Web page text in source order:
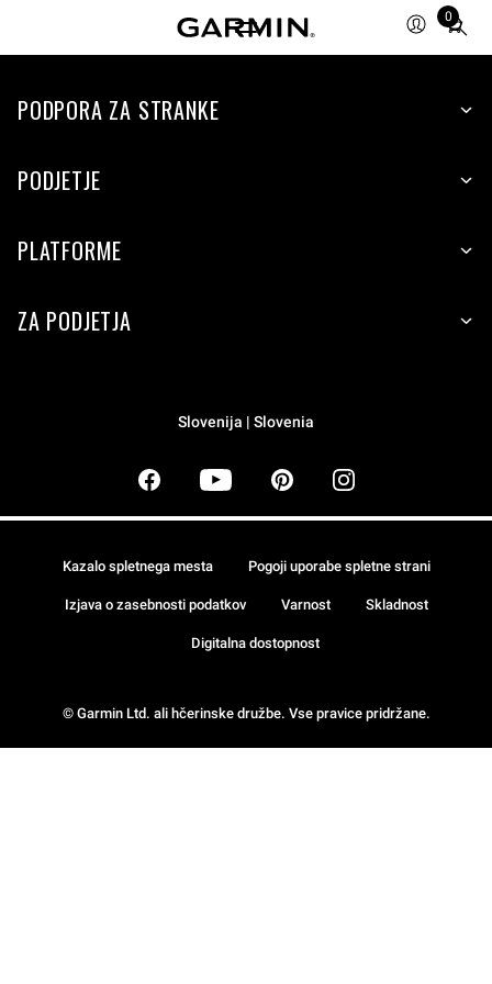
0
Total
items
cart:
PODPORA ZA STRANKE
PODJETJE
PLATFORME
ZA PODJETJA
Slovenija | Slovenia
© Garmin Ltd. ali hčerinske družbe. Vse pravice pridržane.
Kazalo spletnega mesta Pogoji uporabe spletne strani
Izjava o zasebnosti podatkov Varnost Skladnost
Digitalna dostopnost